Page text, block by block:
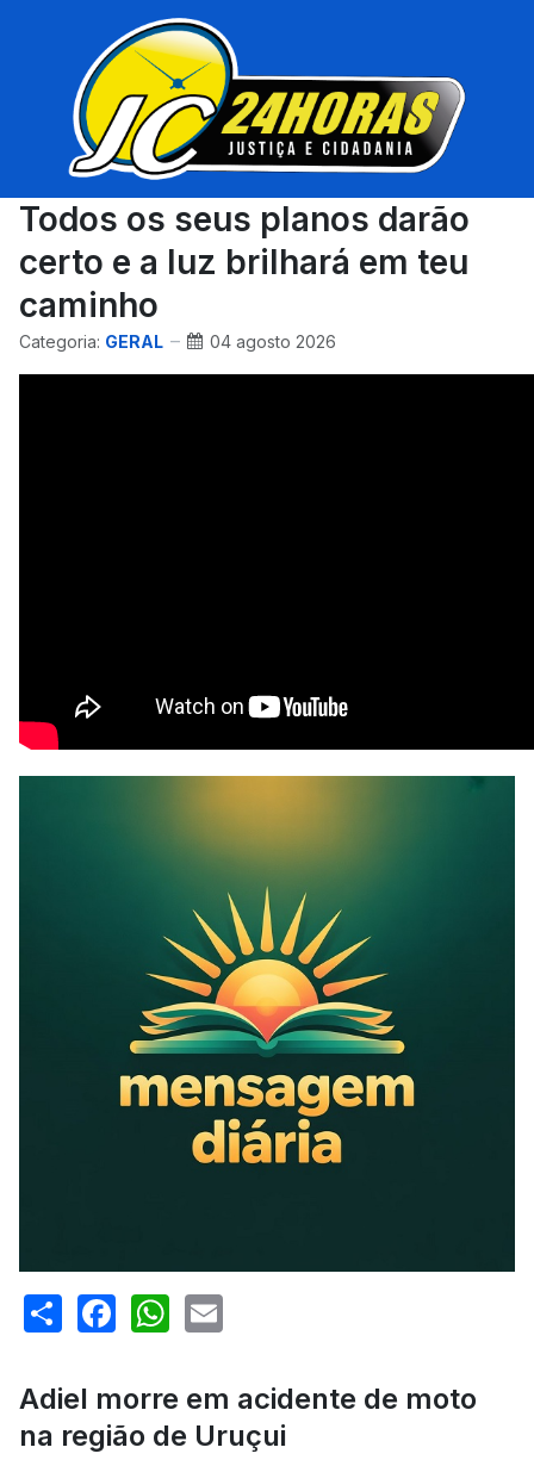
Todos os seus planos darão
certo e a luz brilhará em teu
caminho
Categoria: GERAL 04 agosto 2026
ShareFacebook
WhatsApp
Adiel morre em acidente de moto
na região de Uruçui